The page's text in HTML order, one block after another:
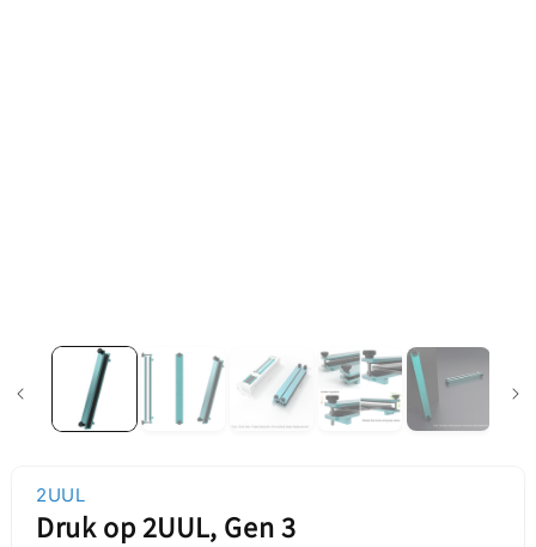
2UUL
Druk op 2UUL, Gen 3